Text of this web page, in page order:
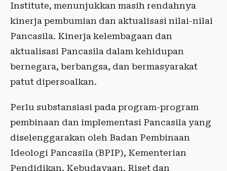
Institute, menunjukkan masih rendahnya
kinerja pembumian dan aktualisasi nilai-nilai
Pancasila. Kinerja kelembagaan dan
aktualisasi Pancasila dalam kehidupan
bernegara, berbangsa, dan bermasyarakat
patut dipersoalkan.
Perlu substansiasi pada program-program
pembinaan dan implementasi Pancasila yang
diselenggarakan oleh Badan Pembinaan
Ideologi Pancasila (BPIP), Kementerian
Pendidikan, Kebudayaan, Riset dan